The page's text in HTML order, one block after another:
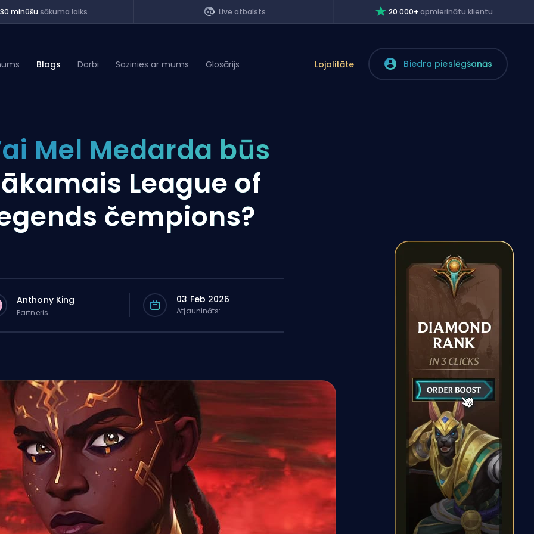
minūšu sākuma laiks Live atbalsts 20 000+apmierinātu klientu
Blogs Darbi Sazinies ar mums Glosārijs Lojalitāte Biedra pieslēgšanās
Mel Medarda būs
League of
čempions?
Anthony King
Partneris
03 Feb 2026
Atjaunināts: